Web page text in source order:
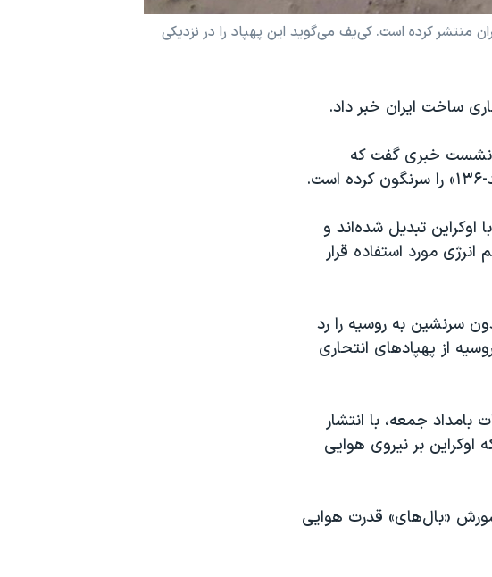
منتشر کرده است. کی‌یف می‌گوید این پهپاد را در نزدیکی
ساخت ایران خبر داد.
نشست خبری گفت که
اوکراین تبدیل شده‌اند و
مورد استفاده قرار
سرنشین به روسیه را رد
از پهپادهای انتحاری
جمعه، با انتشار
بر نیروی هوایی
«بال‌های» قدرت هوایی